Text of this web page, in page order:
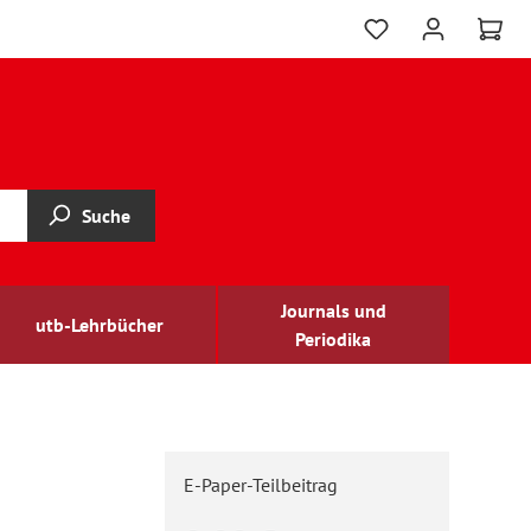
Suche
utb-Lehrbücher
Journals und
Periodika
E-Paper-Teilbeitrag